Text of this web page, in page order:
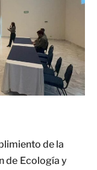
de la
de Ecología y